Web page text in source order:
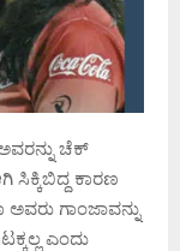
ಚೆಕ್
ಕಾರಣ
ಗಾಂಜಾವನ್ನು
ಎಂದು